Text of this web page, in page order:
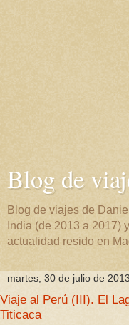
Blog de
Blog de viajes de
India (de 2013 a 2017)
actualidad resido en
martes, 30 de julio de 2013
Viaje al Perú (III). El
Titicaca